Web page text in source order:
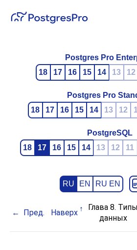
Postgres Pro
18
17 16 15 14 13 12
Postgres Pro
18
17 16 15 14 13 12
PostgreSQL
18
17 16 15 14 13 12 11
RU EN RU EN
Пред. Наверх
Глава 8. Типы
данных